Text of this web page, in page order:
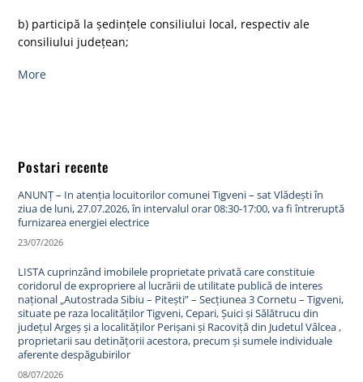
b) participă la şedinţele consiliului local, respectiv ale
consiliului judeţean;
More
Postari recente
ANUNȚ – In atenția locuitorilor comunei Tigveni – sat Vlădești în
ziua de luni, 27.07.2026, în intervalul orar 08:30-17:00, va fi întreruptă
furnizarea energiei electrice
23/07/2026
LISTA cuprinzând imobilele proprietate privată care constituie
coridorul de expropriere al lucrării de utilitate publică de interes
național „Autostrada Sibiu – Pitești” – Secțiunea 3 Cornetu – Tigveni,
situate pe raza localităților Tigveni, Cepari, Șuici și Sălătrucu din
județul Argeș și a localităților Perișani și Racoviță din Judetul Vâlcea ,
proprietarii sau detinățorii acestora, precum și sumele individuale
aferente despăgubirilor
08/07/2026